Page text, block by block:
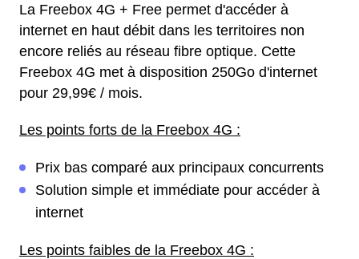
La Freebox 4G + Free permet d'accéder à
internet en haut débit dans les territoires non
encore reliés au réseau fibre optique. Cette
Freebox 4G met à disposition 250Go d'internet
pour 29,99€ / mois.
Les points forts de la Freebox 4G :
Prix bas comparé aux principaux concurrents
Solution simple et immédiate pour accéder à
internet
Les points faibles de la Freebox 4G :